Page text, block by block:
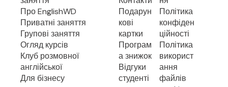
Про EnglishWD
Приватні заняття
Групові заняття
Огляд курсів
Клуб розмовної
англійської
Для бізнесу
Подарун
кові
картки
Програм
а знижок
Відгуки
студенті
Політика
конфіден
ційності
Політика
використ
ання
файлів